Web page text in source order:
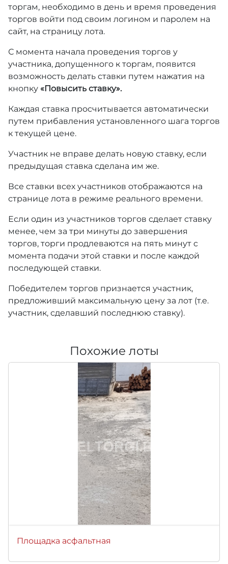
торгам, необходимо в день и время проведения
торгов войти под своим логином и паролем на
сайт, на страницу лота.
С момента начала проведения торгов у
участника, допущенного к торгам, появится
возможность делать ставки путем нажатия на
кнопку «Повысить ставку».
Каждая ставка просчитывается автоматически
путем прибавления установленного шага торгов
к текущей цене.
Участник не вправе делать новую ставку, если
предыдущая ставка сделана им же.
Все ставки всех участников отображаются на
странице лота в режиме реального времени.
Если один из участников торгов сделает ставку
менее, чем за три минуты до завершения
торгов, торги продлеваются на пять минут с
момента подачи этой ставки и после каждой
последующей ставки.
Победителем торгов признается участник,
предложивший максимальную цену за лот (т.е.
участник, сделавший последнюю ставку).
Похожие лоты
Площадка асфальтная